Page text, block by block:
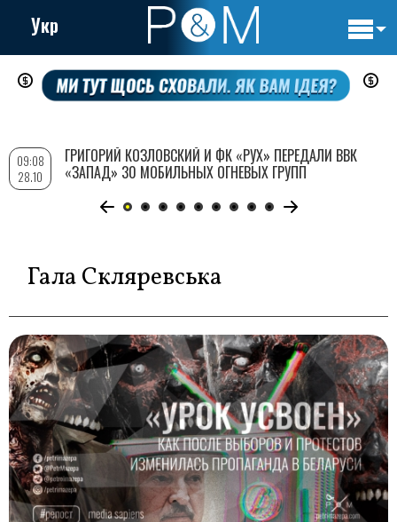
Перейти
содержанию
Укр
Гала Скляревська
09:08
28.10
ГРИГОРИЙ КОЗЛОВСКИЙ И ФК «РУХ» ПЕРЕДАЛИ ВВК
«ЗАПАД» 30 МОБИЛЬНЫХ ОГНЕВЫХ ГРУПП